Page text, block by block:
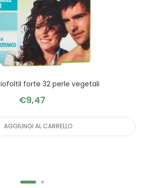
forte 32 perle vegetali
€9,47
AGGIUNGI AL CARRELLO